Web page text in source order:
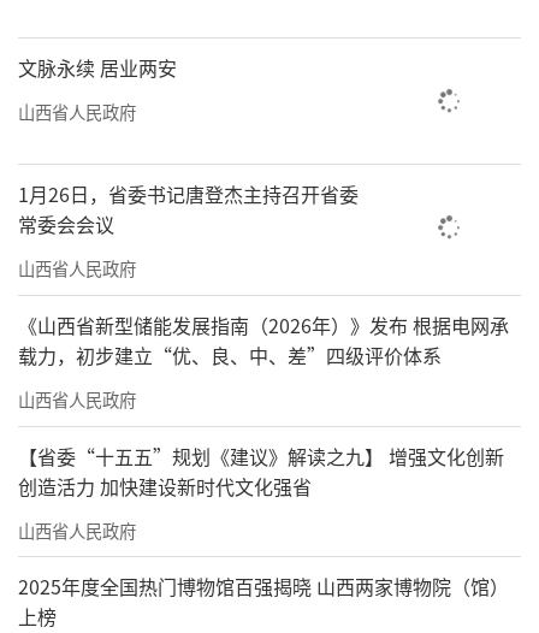
文脉永续 居业两安
山西省人民政府
1月26日，省委书记唐登杰主持召开省委
常委会会议
山西省人民政府
《山西省新型储能发展指南（2026年）》发布 根据电网承
载力，初步建立“优、良、中、差”四级评价体系
山西省人民政府
【省委“十五五”规划《建议》解读之九】 增强文化创新
创造活力 加快建设新时代文化强省
山西省人民政府
2025年度全国热门博物馆百强揭晓 山西两家博物院（馆）
上榜